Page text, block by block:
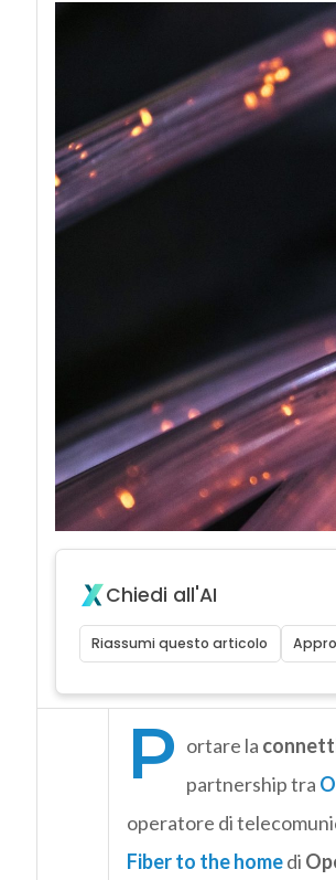
Chiedi all'AI
Riassumi questo articolo
P ortare la
partnership tra
operatore di
Fiber to the homedi